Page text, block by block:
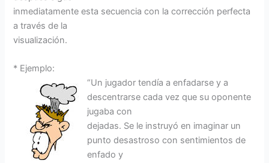
inmediatamente esta secuencia con la corrección perfecta
a través de la
visualización.
* Ejemplo:
“Un jugador tendía a enfadarse y a
descentrarse cada vez que su oponente
jugaba con
dejadas. Se le instruyó en imaginar un
punto desastroso con sentimientos de
enfado y